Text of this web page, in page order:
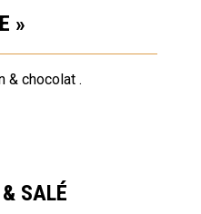
»
& chocolat .
SALÉ